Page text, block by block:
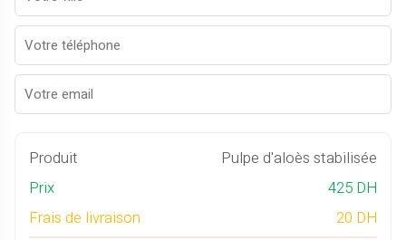
Produit
Pulpe d'aloès stabilisée
Prix
425 DH
Frais de livraison
20 DH